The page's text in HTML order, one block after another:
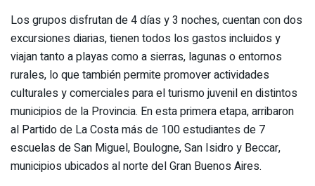
Los grupos disfrutan de 4 días y 3 noches, cuentan con dos
excursiones diarias, tienen todos los gastos incluidos y
viajan tanto a playas como a sierras, lagunas o entornos
rurales, lo que también permite promover actividades
culturales y comerciales para el turismo juvenil en distintos
municipios de la Provincia. En esta primera etapa, arribaron
al Partido de La Costa más de 100 estudiantes de 7
escuelas de San Miguel, Boulogne, San Isidro y Beccar,
municipios ubicados al norte del Gran Buenos Aires.